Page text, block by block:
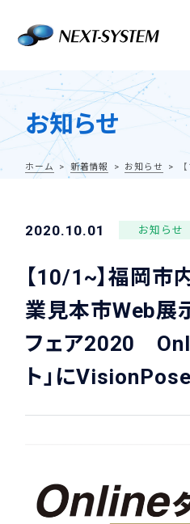
お知らせ
ホーム 新着情報 お知らせ 【
2020.10.01 お知らせ
【10/1~】福岡市
業見本市Web展
フェア2020
ト」に